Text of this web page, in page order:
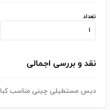
تعداد
نقد و بررسی اجمالی
دیس مستطیلی چینی مناسب